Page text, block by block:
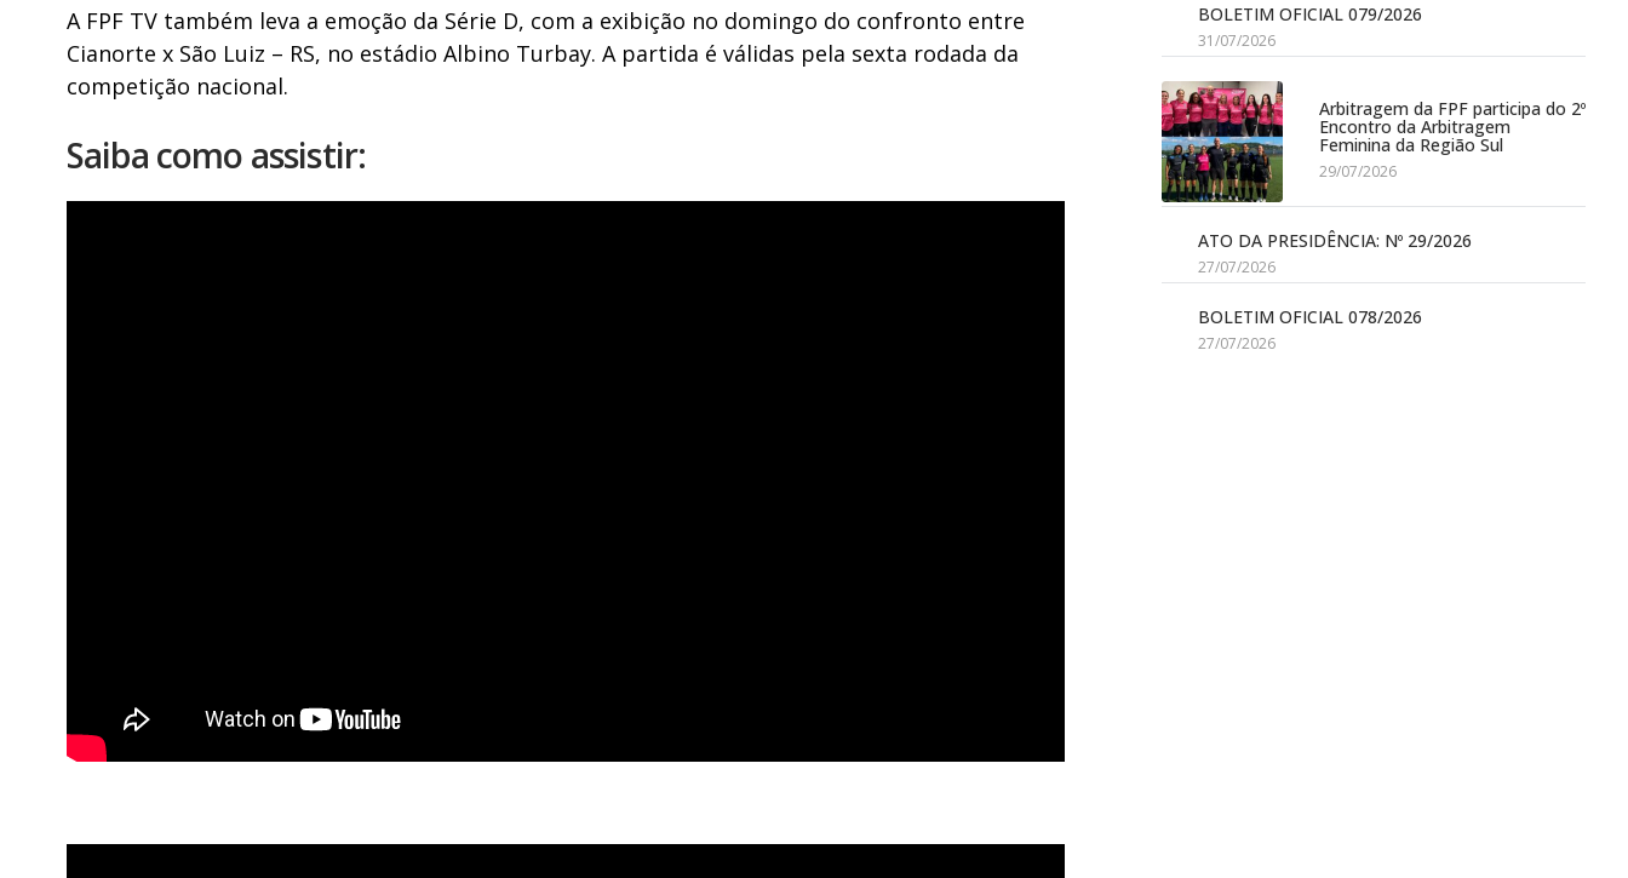
A FPF TV também leva a emoção da Série D, com a exibição no domingo do confronto entre
Cianorte x São Luiz – RS, no estádio Albino Turbay. A partida é válidas pela sexta rodada da
competição nacional.
Saiba como assistir:
BOLETIM OFICIAL 079/2026
31/07/2026
Arbitragem da FPF participa do 2º
Encontro da Arbitragem
Feminina da Região Sul
29/07/2026
ATO DA PRESIDÊNCIA: Nº 29/2026
27/07/2026
BOLETIM OFICIAL 078/2026
27/07/2026